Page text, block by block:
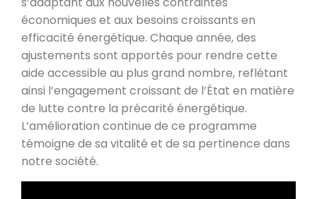
économiques et aux besoins croissants en
efficacité énergétique. Chaque année, des
ajustements sont apportés pour rendre cette
aide accessible au plus grand nombre, reflétant
ainsi l’engagement croissant de l’État en matière
de lutte contre la précarité énergétique.
L’amélioration continue de ce programme
témoigne de sa vitalité et de sa pertinence dans
notre société.